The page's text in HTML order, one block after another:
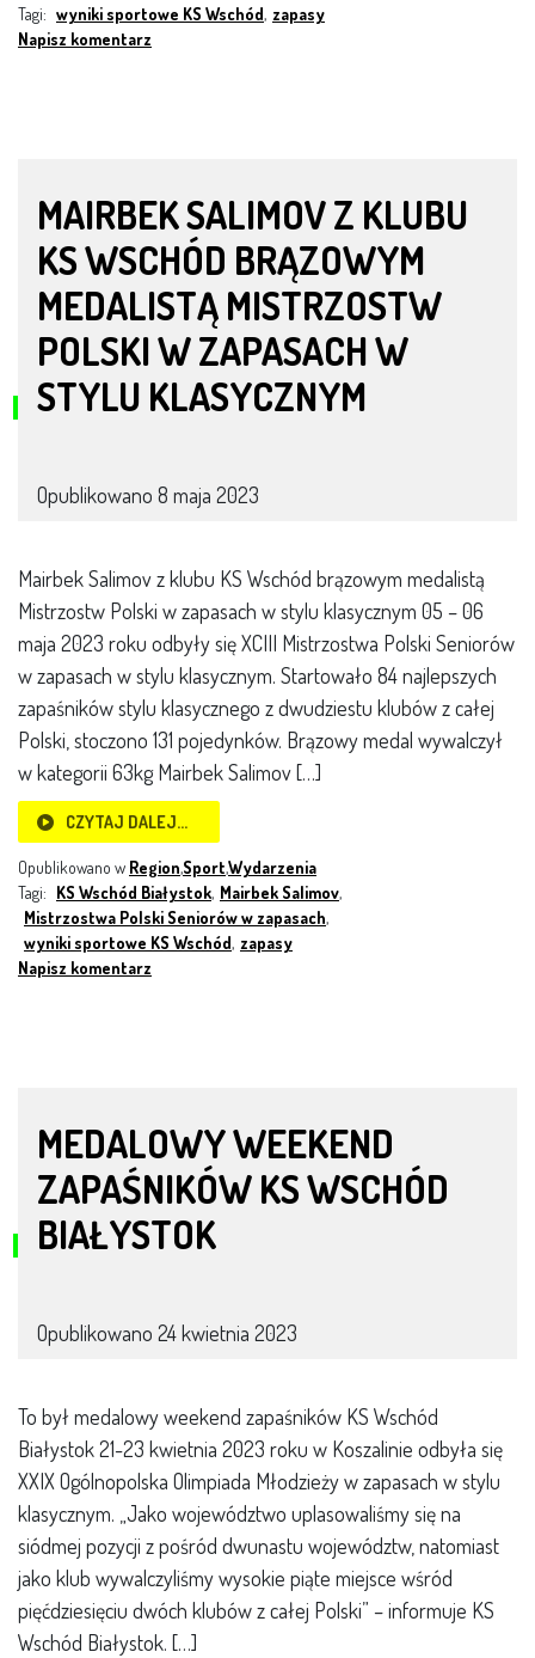
Tagi: wyniki sportowe KS Wschód, zapasy
Napisz komentarz
MAIRBEK SALIMOV Z KLUBU
KS WSCHÓD BRĄZOWYM
MEDALISTĄ MISTRZOSTW
POLSKI W ZAPASACH W
STYLU KLASYCZNYM
Opublikowano 8 maja 2023
Mairbek Salimov z klubu KS Wschód brązowym medalistą
Mistrzostw Polski w zapasach w stylu klasycznym 05 – 06
maja 2023 roku odbyły się XCIII Mistrzostwa Polski Seniorów
w zapasach w stylu klasycznym. Startowało 84 najlepszych
zapaśników stylu klasycznego z dwudziestu klubów z całej
Polski, stoczono 131 pojedynków. Brązowy medal wywalczył
w kategorii 63kg Mairbek Salimov […]
CZYTAJ DALEJ…
Opublikowano w Region,Sport,Wydarzenia
Tagi: KS Wschód Białystok, Mairbek Salimov,
Mistrzostwa Polski Seniorów w zapasach,
wyniki sportowe KS Wschód, zapasy
Napisz komentarz
MEDALOWY WEEKEND
ZAPAŚNIKÓW KS WSCHÓD
BIAŁYSTOK
Opublikowano 24 kwietnia 2023
To był medalowy weekend zapaśników KS Wschód
Białystok 21-23 kwietnia 2023 roku w Koszalinie odbyła się
XXIX Ogólnopolska Olimpiada Młodzieży w zapasach w stylu
klasycznym. „Jako województwo uplasowaliśmy się na
siódmej pozycji z pośród dwunastu województw, natomiast
jako klub wywalczyliśmy wysokie piąte miejsce wśród
pięćdziesięciu dwóch klubów z całej Polski” – informuje KS
Wschód Białystok. […]